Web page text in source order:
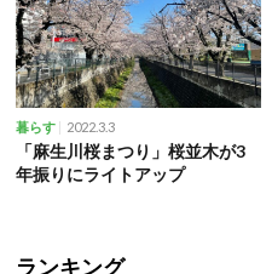
暮らす 2022.3.3
「麻生川桜まつり」桜並木が3
年振りにライトアップ
ランキング